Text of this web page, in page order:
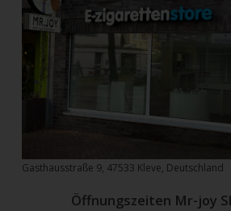
Gasthausstraße 9, 47533 Kleve, Deutschland
Öffnungszeiten Mr-joy